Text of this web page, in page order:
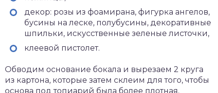
декор: розы из фоамирана, фигурка ангелов,
бусины на леске, полубусины, декоративные
шпильки, искусственные зеленые листочки,
клеевой пистолет.
Обводим основание бокала и вырезаем 2 круга
из картона, которые затем склеим для того, чтобы
основа под топиарий была более плотная.